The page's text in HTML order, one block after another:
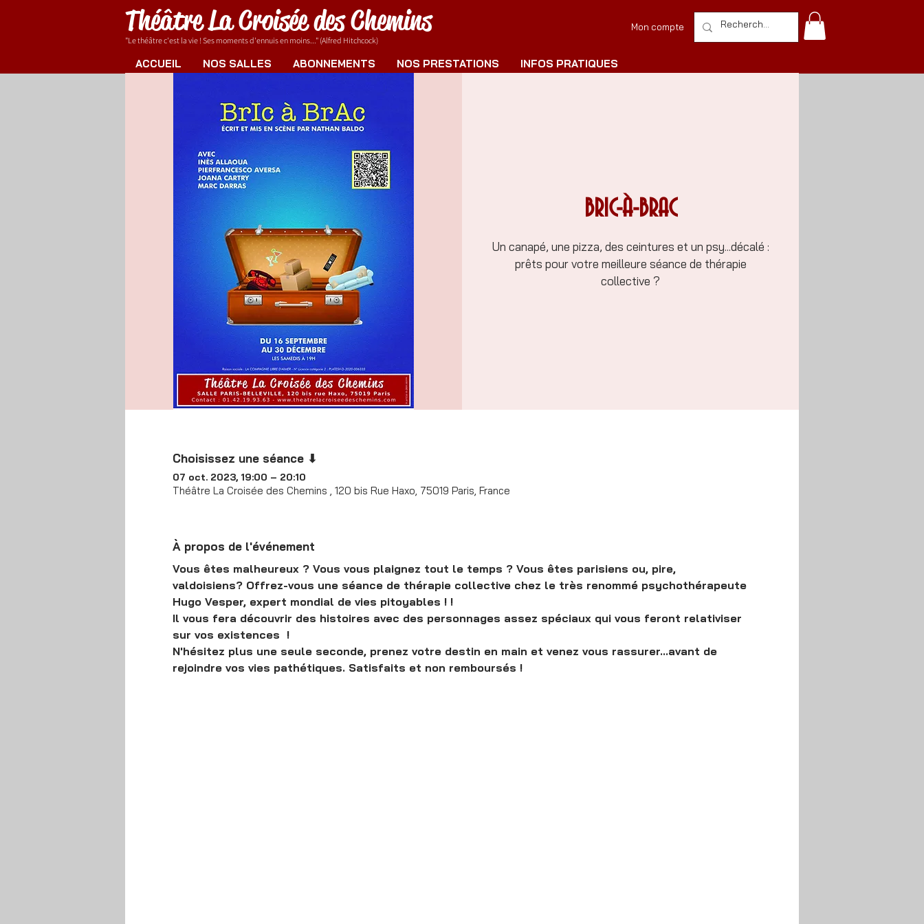
Théâtre La Croisée des Chemins
"Le théâtre c'est la vie ! Ses moments d'ennuis en moins..." (Alfred Hitchcock)
Mon compte
ACCUEIL NOS SALLES ABONNEMENTS NOS PRESTATIONS INFOS PRATIQUES
BRIC-À-BRAC
Un canapé, une pizza, des ceintures et un psy...décalé :
prêts pour votre meilleure séance de thérapie
collective ?
Choisissez une séance ⬇
07 oct. 2023, 19:00 – 20:10
Théâtre La Croisée des Chemins , 120 bis Rue Haxo, 75019 Paris, France
À propos de l'événement
Vous êtes malheureux ? Vous vous plaignez tout le temps ? Vous êtes parisiens ou, pire,
valdoisiens? Offrez-vous une séance de thérapie collective chez le très renommé psychothérapeute
Hugo Vesper, expert mondial de vies pitoyables ! !
Il vous fera découvrir des histoires avec des personnages assez spéciaux qui vous feront relativiser
sur vos existences  !
N'hésitez plus une seule seconde, prenez votre destin en main et venez vous rassurer...avant de
rejoindre vos vies pathétiques. Satisfaits et non remboursés !